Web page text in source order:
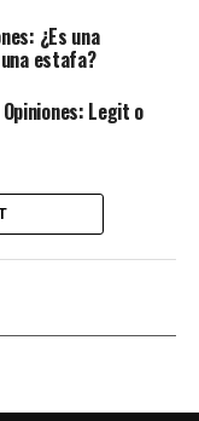
¿Es una
estafa?
Legit o